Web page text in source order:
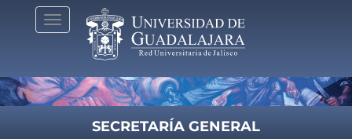
Toggle
navigation
SECRETARÍA GENERAL